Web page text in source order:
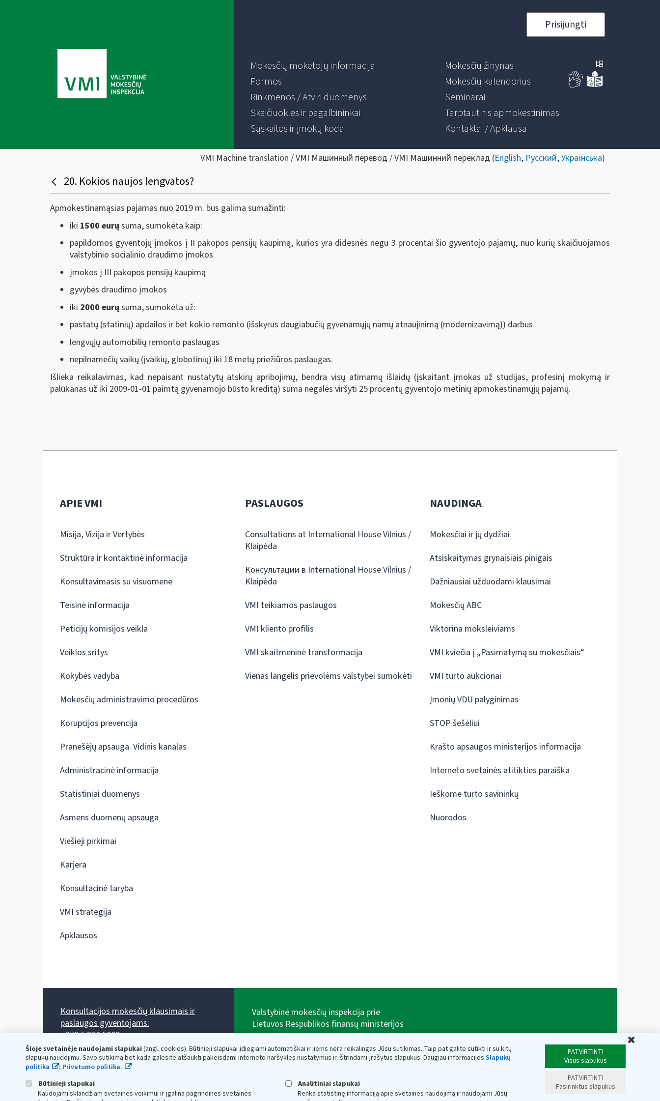
Prisijungti
Mokesčių mokėtojų informacija
Formos
Rinkmenos / Atviri duomenys
Skaičiuoklės ir pagalbininkai
Sąskaitos ir įmokų kodai
Mokesčių žinynas
Mokesčių kalendorius
Seminarai
Tarptautinis apmokestinimas
Kontaktai / Apklausa
VMI Machine translation / VMI Машинный перевод / VMI Машинний переклад (English, Русский,Українська)
20. Kokios naujos lengvatos?
Apmokestinamąsias pajamas nuo 2019 m. bus galima sumažinti:
iki 1500 eurų suma, sumokėta kaip:
papildomos gyventojų įmokos į II pakopos pensijų kaupimą, kurios yra didesnės negu 3 procentai šio gyventojo pajamų, nuo kurių skaičiuojamos
valstybinio socialinio draudimo įmokos
įmokos į III pakopos pensijų kaupimą
gyvybės draudimo įmokos
iki 2000 eurų suma, sumokėta už:
pastatų (statinių) apdailos ir bet kokio remonto (išskyrus daugiabučių gyvenamųjų namų atnaujinimą (modernizavimą)) darbus
lengvųjų automobilių remonto paslaugas
nepilnamečių vaikų (įvaikių, globotinių) iki 18 metų priežiūros paslaugas.
Išlieka reikalavimas, kad nepaisant nustatytų atskirų apribojimų, bendra visų atimamų išlaidų (įskaitant įmokas už studijas, profesinį mokymą ir
palūkanas už iki 2009-01-01 paimtą gyvenamojo būsto kreditą) suma negalės viršyti 25 procentų gyventojo metinių apmokestinamųjų pajamų.
Šioje svetainėje naudojami slapukai(angl. cookies). Būtinieji slapukai įdiegiami automatiškai ir jiems nėra reikalingas Jūsų sutikimas. Taip pat galite sutikti ir su kitų
slapukų naudojimu. Savo sutikimą bet kada galėsite atšaukti pakeisdami interneto naršyklės nustatymus ir ištrindami įrašytus slapukus. Daugiau informacijos Slapukų
politika
; Privatumo politika.
Būtinieji slapukai
Naudojami sklandžiam svetainės veikimui ir įgalina pagrindines svetainės
Analitiniai slapukai
Renka statistinę informaciją apie svetainės naudojimą ir naudojami Jūsų
PATVIRTINTI
Visus slapukus
PATVIRTINTI
Pasirinktus slapukus
APIE VMI
Misija, Vizija ir Vertybės
Struktūra ir kontaktinė informacija
Konsultavimasis su visuomene
Teisinė informacija
Peticijų komisijos veikla
Veiklos sritys
Kokybės vadyba
Mokesčių administravimo procedūros
Korupcijos prevencija
Pranešėjų apsauga. Vidinis kanalas
Administracinė informacija
Statistiniai duomenys
Asmens duomenų apsauga
Viešieji pirkimai
Karjera
Konsultacinė taryba
VMI strategija
Apklausos
PASLAUGOS
Consultations at International House Vilnius /
Klaipėda
Консультации в International House Vilnius /
Klaipėda
VMI teikiamos paslaugos
VMI kliento profilis
VMI skaitmeninė transformacija
Vienas langelis prievolėms valstybei sumokėti
NAUDINGA
Mokesčiai ir jų dydžiai
Atsiskaitymas grynaisiais pinigais
Dažniausiai užduodami klausimai
Mokesčių ABC
Viktorina moksleiviams
VMI kviečia į „Pasimatymą su mokesčiais“
VMI turto aukcionai
Įmonių VDU palyginimas
STOP šešėliui
Krašto apsaugos ministerijos informacija
Interneto svetainės atitikties paraiška
Ieškome turto savininkų
Nuorodos
Konsultacijos mokesčių klausimais ir
paslaugos gyventojams:
+370 5 260 5060
Darbo laikas: I-IV 8.00-17.00, V 8.00-15.45.
Prieššventinę dieną - viena valanda trumpiau.
Kiekvieno mėnesio antrą penktadienį 8.00 val. - 12.00 val.
Valstybinė mokesčių inspekcija prie
Lietuvos Respublikos finansų ministerijos
adresas: Vasario 16-osios g. 14, 01107 Vilnius, Lietuva,
el.paštas:vmi@vmi.lt, E. pristatymo dėžutės adresas
Lietuvos Respublikos finansų ministerijos kaupiami ir
saugomi Juridinių asmenų registre